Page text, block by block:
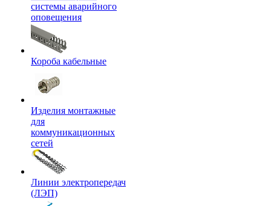
системы аварийного
оповещения
Короба кабельные
Изделия монтажные
для
коммуникационных
сетей
Линии электропередач
(ЛЭП)